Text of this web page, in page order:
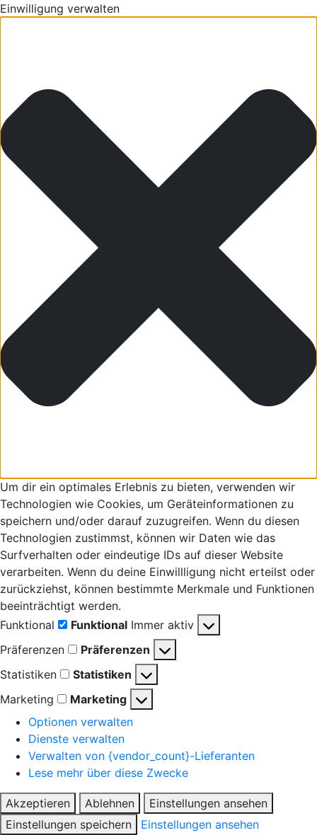
Einwilligung verwalten
Um dir ein optimales Erlebnis zu bieten, verwenden wir
Technologien wie Cookies, um Geräteinformationen zu
speichern und/oder darauf zuzugreifen. Wenn du diesen
Technologien zustimmst, können wir Daten wie das
Surfverhalten oder eindeutige IDs auf dieser Website
verarbeiten. Wenn du deine Einwillligung nicht erteilst oder
zurückziehst, können bestimmte Merkmale und Funktionen
beeinträchtigt werden.
Funktional
Funktional Immer aktiv
Präferenzen
Präferenzen
Statistiken
Statistiken
Marketing
Marketing
Optionen verwalten
Dienste verwalten
Verwalten von {vendor_count}-Lieferanten
Lese mehr über diese Zwecke
Akzeptieren Ablehnen
Einstellungen ansehen
Einstellungen speichern
Einstellungen ansehen